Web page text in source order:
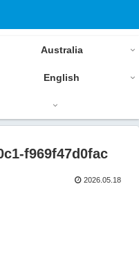
Australia
English
f969f47d0fac
2026.05.18